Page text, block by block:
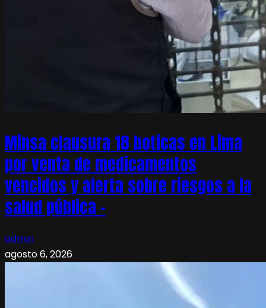
Minsa clausura 18 boticas en Lima
por venta de medicamentos
vencidos y alerta sobre riesgos a la
salud pública –
admin
agosto 6, 2026